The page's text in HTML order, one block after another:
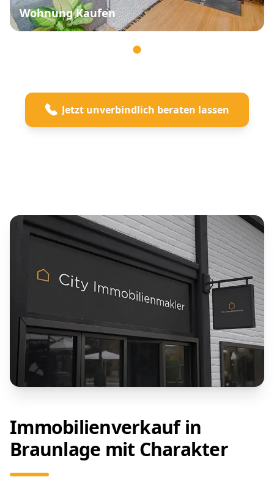
Wohnung Kaufen
Jetzt unverbindlich beraten lassen
Immobilienverkauf in
Braunlage mit Charakter